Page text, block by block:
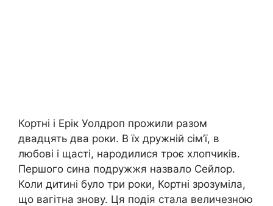
Кортні і Ерік Уолдроп прожили разом
двадцять два роки. В їх дружній сім’ї, в
любові і щасті, народилися троє хлопчиків.
Першого сина подружжя назвало Сейлор.
Коли дитині було три роки, Кортні зрозуміла,
що вагітна знову. Ця подія стала величезною